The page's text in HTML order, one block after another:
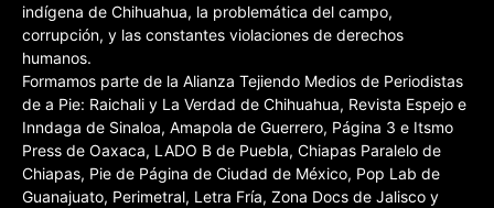
indígena de Chihuahua, la problemática del campo,
corrupción, y las constantes violaciones de derechos
humanos.
Formamos parte de la Alianza Tejiendo Medios de Periodistas
de a Pie: Raichali y La Verdad de Chihuahua, Revista Espejo e
Inndaga de Sinaloa, Amapola de Guerrero, Página 3 e Itsmo
Press de Oaxaca, LADO B de Puebla, Chiapas Paralelo de
Chiapas, Pie de Página de Ciudad de México, Pop Lab de
Guanajuato, Perimetral, Letra Fría, Zona Docs de Jalisco y